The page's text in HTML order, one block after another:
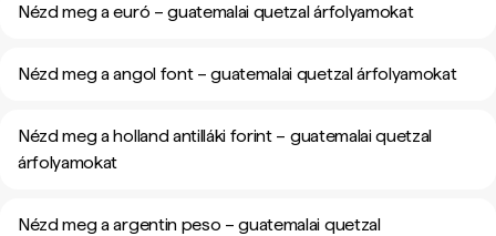
Nézd meg a euró – guatemalai quetzal árfolyamokat
Nézd meg a angol font – guatemalai quetzal árfolyamokat
Nézd meg a holland antilláki forint – guatemalai quetzal
árfolyamokat
Nézd meg a argentin peso – guatemalai quetzal